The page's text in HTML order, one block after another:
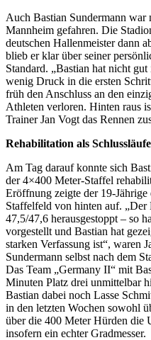
Auch Bastian Sundermann
Mannheim gefahren. Die
deutschen Hallenmeister dann
blieb er klar über seiner
Standard. „Bastian hat nicht
wenig Druck in die ersten
früh den Anschluss an den
Athleten verloren. Hinten raus
Trainer Jan Vogt das Rennen
Rehabilitation als
Am Tag darauf konnte sich
der 4×400 Meter-Staffel
Eröffnung zeigte der 19-
Staffelfeld von hinten auf. „Der
47,5/47,6 herausgestoppt – so
vorgestellt und Bastian hat
starken Verfassung ist“, waren
Sundermann selbst nach dem
Das Team „Germany II“ mit
Minuten Platz drei unmittelbar
Bastian dabei noch Lasse
in den letzten Wochen sowohl
über die 400 Meter Hürden die
insofern ein echter Gradmesser.